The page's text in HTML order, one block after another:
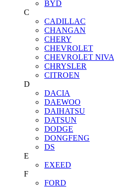
BYD
C
CADILLAC
CHANGAN
CHERY
CHEVROLET
CHEVROLET NIVA
CHRYSLER
CITROEN
D
DACIA
DAEWOO
DAIHATSU
DATSUN
DODGE
DONGFENG
DS
E
EXEED
F
FORD